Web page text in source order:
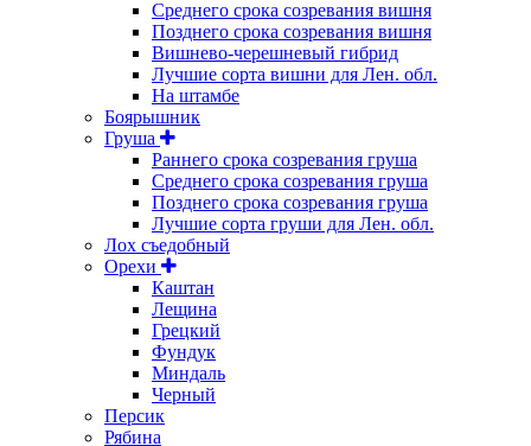
Среднего срока созревания вишня
Позднего срока созревания вишня
Вишнево-черешневый гибрид
Лучшие сорта вишни для Лен. обл.
На штамбе
Боярышник
Груша
Раннего срока созревания груша
Среднего срока созревания груша
Позднего срока созревания груша
Лучшие сорта груши для Лен. обл.
Лох съедобный
Орехи
Каштан
Лещина
Грецкий
Фундук
Миндаль
Черный
Персик
Рябина